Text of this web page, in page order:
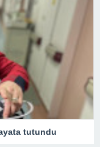
tutundu